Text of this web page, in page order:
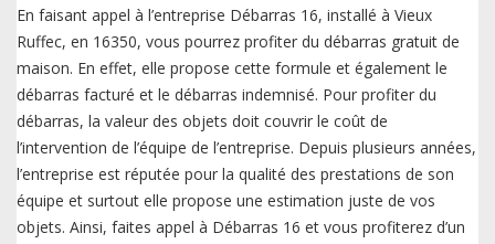
En faisant appel à l’entreprise Débarras 16, installé à Vieux
Ruffec, en 16350, vous pourrez profiter du débarras gratuit de
maison. En effet, elle propose cette formule et également le
débarras facturé et le débarras indemnisé. Pour profiter du
débarras, la valeur des objets doit couvrir le coût de
l’intervention de l’équipe de l’entreprise. Depuis plusieurs années,
l’entreprise est réputée pour la qualité des prestations de son
équipe et surtout elle propose une estimation juste de vos
objets. Ainsi, faites appel à Débarras 16 et vous profiterez d’un